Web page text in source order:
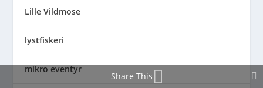
Lille Vildmose
lystfiskeri
mikro eventyr
Share This